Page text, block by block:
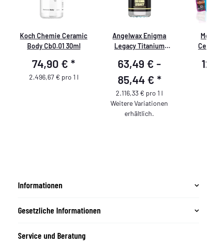
Koch Chemie Ceramic
Body Cb0.01 30ml
74,90 €*
2.496,67 € pro 1 l
Angelwax Enigma
Legacy Titanium
63,49 € -
85,44 € *
2.116,33 € pro 1 l
Weitere Variationen
erhältlich.
Informationen
Gesetzliche Informationen
Service und Beratung